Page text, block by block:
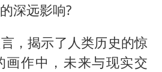
深远影响?
，揭示了人类历史的惊
画作中，未来与现实交